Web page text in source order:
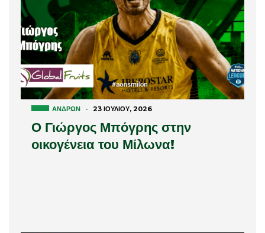
ΑΝΔΡΏΝ · 23 ΙΟΥΛΊΟΥ, 2026
Ο Γιώργος Μπόγρης στην
οικογένεια του Μίλωνα!